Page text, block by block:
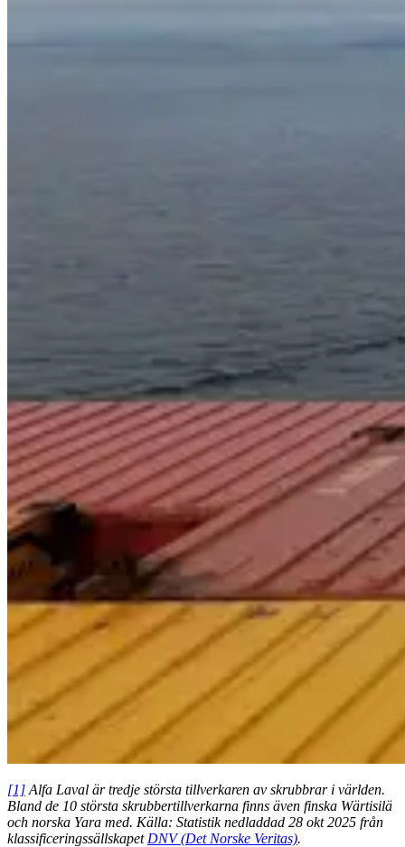
[1] Alfa Laval är tredje största tillverkaren av skrubbrar i världen.
Bland de 10 största skrubbertillverkarna finns även finska Wärtisilä
och norska Yara med. Källa: Statistik nedladdad 28 okt 2025 från
klassificeringssällskapet DNV (Det Norske Veritas).